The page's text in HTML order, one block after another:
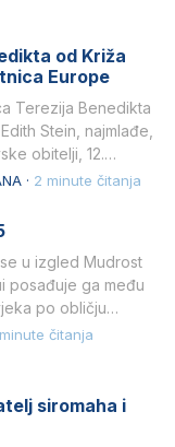
od Križa
Europe
Terezija Benedikta
Stein, najmlađe,
obitelji, 12.
· 2 minute čitanja
se u izgled Mudrost
posađuje ga među
po obličju
minute čitanja
siromaha i